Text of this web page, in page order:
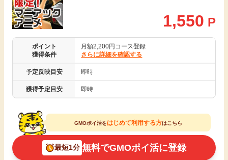
無料
即日還元
アンケート
ゲーム
買い物
クレジットカード
暮らし
引っ越し
買取・査定
学び
進学・教育
1,550 P
ポイント
獲得条件
月額2,200円コース登録
さらに詳細を確認する
予定反映目安 即時
獲得予定目安 即時
GMOポイ活をはじめて利用する方はこちら
最短1分 無料でGMOポイ活に登録